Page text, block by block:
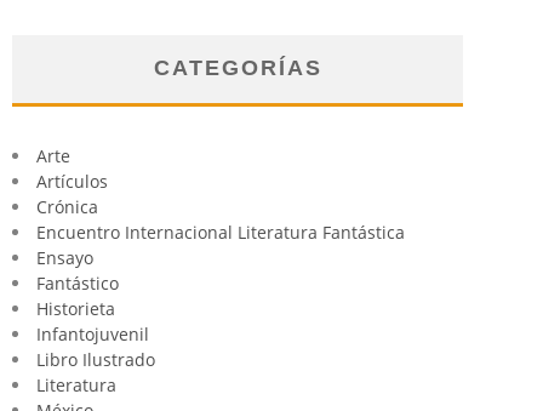
CATEGORÍAS
Arte
Artículos
Crónica
Encuentro Internacional Literatura Fantástica
Ensayo
Fantástico
Historieta
Infantojuvenil
Libro Ilustrado
Literatura